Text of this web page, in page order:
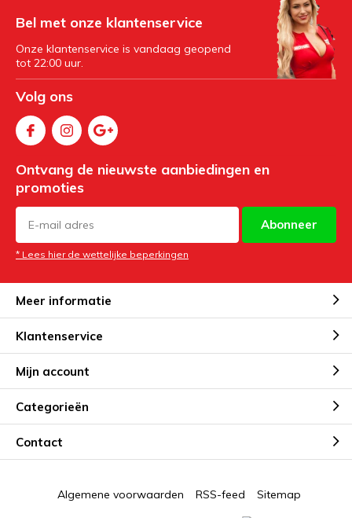
Bel met onze klantenservice
Onze klantenservice is vandaag geopend
tot 22:00 uur.
Volg ons
Ontvang de nieuwste aanbiedingen en
promoties
Abonneer
* Lees hier de wettelijke beperkingen
Meer informatie
Klantenservice
Mijn account
Categorieën
Contact
Algemene voorwaarden RSS-feed Sitemap